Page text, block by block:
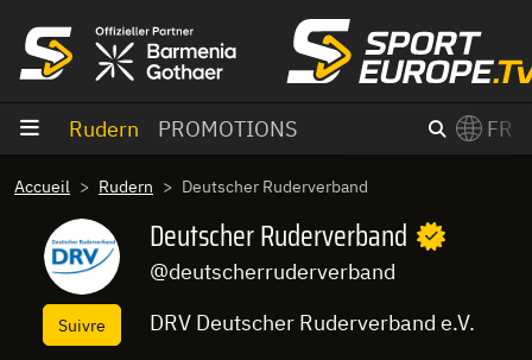
Rudern PROMOTIONS FR
Switch to English?
Accueil Rudern Deutscher Ruderverband
Suivre
Deutscher Ruderverband
@deutscherruderverband
DRV Deutscher Ruderverband e.V.